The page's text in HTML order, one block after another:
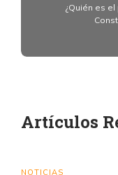
¿Quién es
Artículos
NOTICIAS